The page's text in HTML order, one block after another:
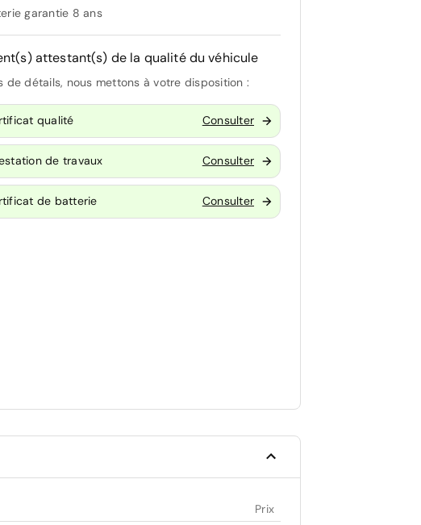
garantie 8 ans
attestant(s) de la qualité du véhicule
de détails, nous mettons à votre disposition :
qualité Consulter
de travaux Consulter
de batterie Consulter
Prix